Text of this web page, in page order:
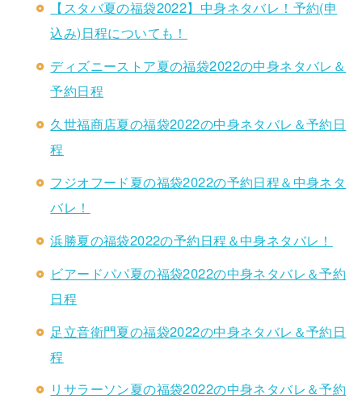
【スタバ夏の福袋2022】中身ネタバレ！予約(申
込み)日程についても！
ディズニーストア夏の福袋2022の中身ネタバレ＆
予約日程
久世福商店夏の福袋2022の中身ネタバレ＆予約日
程
フジオフード夏の福袋2022の予約日程＆中身ネタ
バレ！
浜勝夏の福袋2022の予約日程＆中身ネタバレ！
ビアードパパ夏の福袋2022の中身ネタバレ＆予約
日程
足立音衛門夏の福袋2022の中身ネタバレ＆予約日
程
リサラーソン夏の福袋2022の中身ネタバレ＆予約